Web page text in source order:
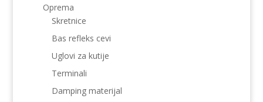
Oprema
Skretnice
Bas refleks cevi
Uglovi za kutije
Terminali
Damping materijal